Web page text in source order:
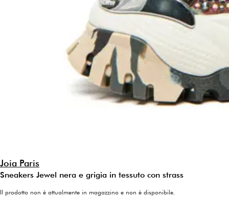
Joia Paris
Sneakers Jewel nera e grigia in tessuto con strass
Il prodotto non è attualmente in magazzino e non è disponibile.